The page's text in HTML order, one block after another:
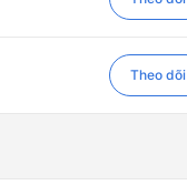
Theo dõi